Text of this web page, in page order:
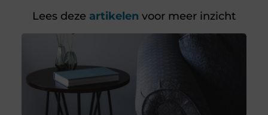
Lees deze artikelen voor meer inzicht